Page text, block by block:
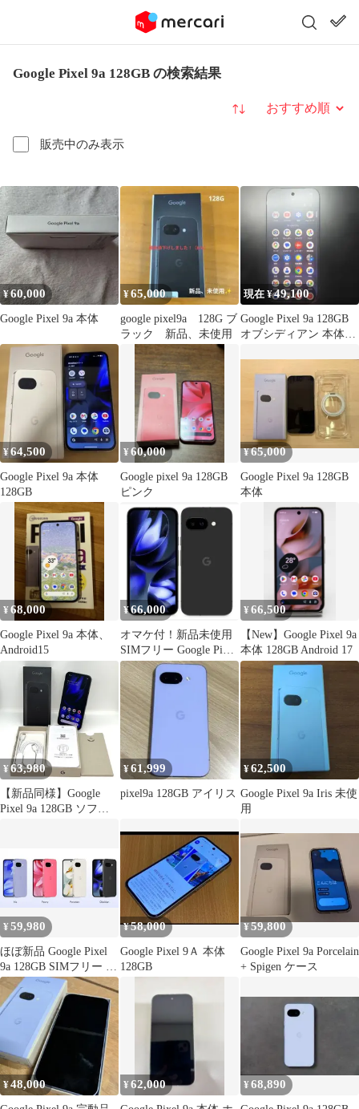
Google Pixel 9a 128GB の検索結果
販売中のみ表示
並び替え
¥60,000
Google Pixel 9a 本体
¥65,000
google pixel9a 128G ブ
ラック 新品、未使用
現在 ¥49,100
Google Pixel 9a 128GB
オブシディアン 本体の
¥64,500
Google Pixel 9a 本体
128GB
¥60,000
Google pixel 9a 128GB
ピンク
¥65,000
Google Pixel 9a 128GB
本体
¥68,000
Google Pixel 9a 本体、
Android15
¥66,000
オマケ付！新品未使用
SIMフリー Google Pixel
9a 128GB 黒
¥66,500
【New】Google Pixel 9a
本体 128GB Android 17
¥63,980
【新品同様】Google
Pixel 9a 128GB ソフト
体 送料無料 中古 S667
¥61,999
pixel9a 128GB アイリス
¥62,500
Google Pixel 9a Iris 未使
用
¥59,980
ほぼ新品 Google Pixel
9a 128GB SIMフリー 本
体のみ
¥58,000
Google Pixel 9Ａ 本体
128GB
¥59,800
Google Pixel 9a Porcelain
+ Spigen ケース
¥48,000 ¥62,000 ¥68,890